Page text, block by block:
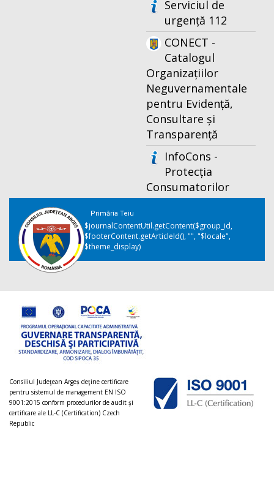
Serviciul de
urgență 112
CONECT -
Catalogul
Organizațiilor
Neguvernamentale
pentru Evidență,
Consultare și
Transparență
InfoCons -
Protecția
Consumatorilor
Primăria Teiu
$journalContentUtil.getContent($group_id,
$footerContent.getArticleId(), "", "$locale",
$theme_display)
Consiliul Judeţean Argeș deţine certificare
pentru sistemul de management EN ISO
9001:2015 conform procedurilor de audit şi
certificare ale LL-C (Certification) Czech
Republic